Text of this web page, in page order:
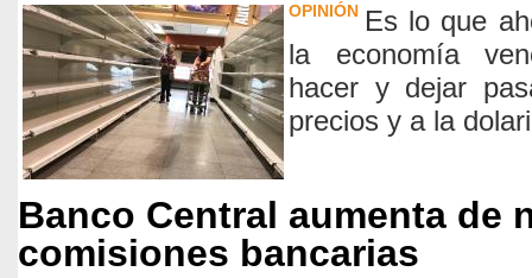
OPINIÓN Es lo que
la economía
hacer y dejar
precios y a la
Banco Central aumenta de
comisiones bancarias